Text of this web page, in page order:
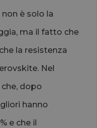
è solo la
ma il fatto che
la resistenza
Nel
dopo
hanno
e che il